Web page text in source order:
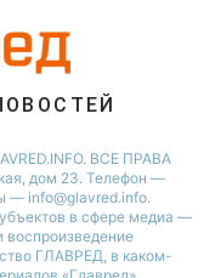
ВСЕ ПРАВА
дом 23. Телефон —
— info@glavred.info.
в сфере медиа —
воспроизведение
ГЛАВРЕД, в каком-